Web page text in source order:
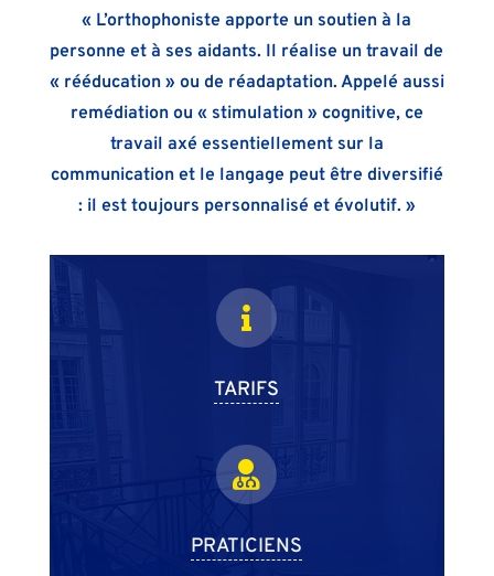
« L’orthophoniste apporte un soutien à la
personne et à ses aidants. Il réalise un travail de
« rééducation » ou de réadaptation. Appelé aussi
remédiation ou « stimulation » cognitive, ce
travail axé essentiellement sur la
communication et le langage peut être diversifié
: il est toujours personnalisé et évolutif. »

TARIFS

PRATICIENS